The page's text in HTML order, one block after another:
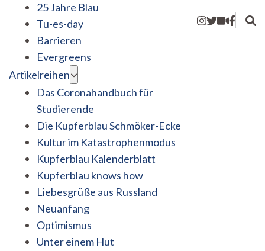
25 Jahre Blau
Tu-es-day
Barrieren
Evergreens
Artikelreihen
Das Coronahandbuch für
Studierende
Die Kupferblau Schmöker-Ecke
Kultur im Katastrophenmodus
Kupferblau Kalenderblatt
Kupferblau knows how
Liebesgrüße aus Russland
Neuanfang
Optimismus
Unter einem Hut